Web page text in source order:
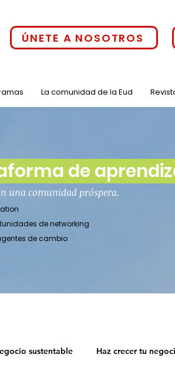
ÚNETE A NOSOTROS
La comunidad de la Eud
de
una comunidad próspera.
de networking
de cambio
sustentable Haz crecer tu